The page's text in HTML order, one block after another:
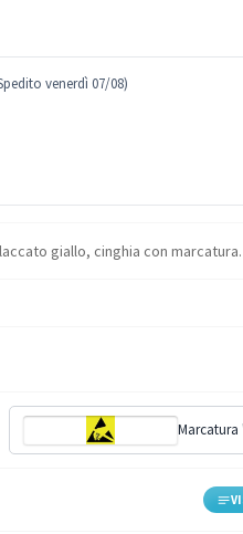
venerdì 07/08)
giallo, cinghia con marcatura.